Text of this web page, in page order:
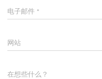
电子邮件 *
网站
在想些什么？